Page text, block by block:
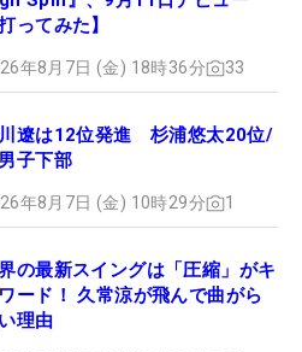
打ってみた】
年8月7日 (金) 18時36分 33
遼は12位発進 杉浦悠太20位/
子下部
年8月7日 (金) 10時29分 1
の最新スイングは「圧縮」がキ
ード！ 久常涼が飛んで曲がら
理由